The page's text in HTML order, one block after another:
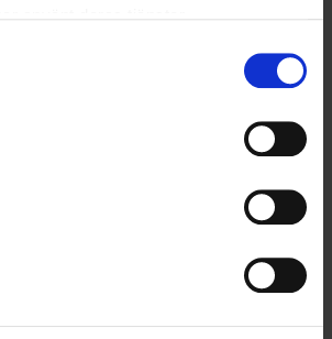
i nya uppdrag på